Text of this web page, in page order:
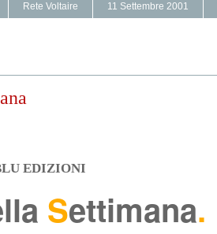
Rete Voltaire 11 Settembre 2001
EDIZIONI
Settimana.